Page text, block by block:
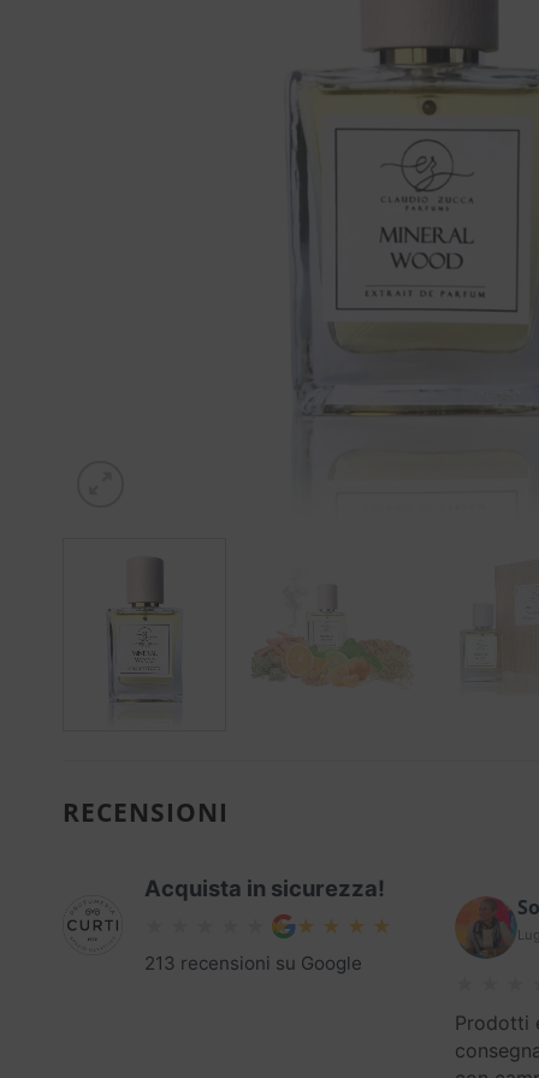
RECENSIONI
Acquista in sicurezza!
213 recensioni su Google
Prodotti